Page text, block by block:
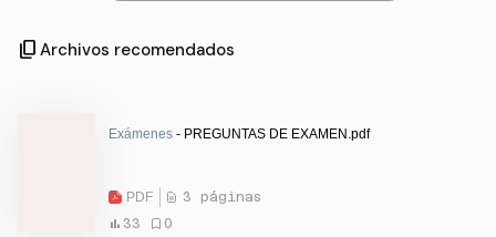
content_copy Archivos recomendados
Exámenes - PREGUNTAS DE EXAMEN.pdf
PDF
3 páginas
33
0